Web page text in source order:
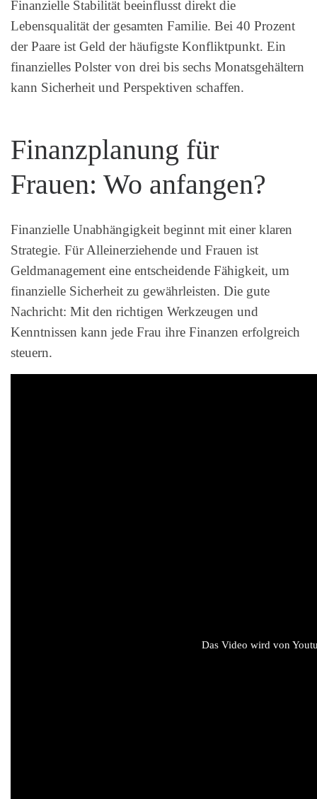
Finanzielle Stabilität beeinflusst direkt die
Lebensqualität der gesamten Familie. Bei 40 Prozent
der Paare ist Geld der häufigste Konfliktpunkt. Ein
finanzielles Polster von drei bis sechs Monatsgehältern
kann Sicherheit und Perspektiven schaffen.
Finanzplanung für
Frauen: Wo anfangen?
Finanzielle Unabhängigkeit beginnt mit einer klaren
Strategie. Für Alleinerziehende und Frauen ist
Geldmanagement eine entscheidende Fähigkeit, um
finanzielle Sicherheit zu gewährleisten. Die gute
Nachricht: Mit den richtigen Werkzeugen und
Kenntnissen kann jede Frau ihre Finanzen erfolgreich
steuern.
Das Video wird von